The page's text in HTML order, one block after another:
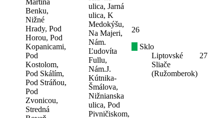
Martina
Benku,
Nižné
Hrady, Pod
Horou, Pod
Kopanicami,
Pod
Kostolom,
Pod Skálím,
Pod Stráňou,
Pod
Zvonicou,
Stredná
ulica, Jarná
ulica, K
Medokýšu,
Na Majeri,
Nám.
Ľudovíta
Fullu,
Nám.J.
Kútnika-
Šmálova,
Nižnianska
ulica, Pod
Pivničiskom,
26
Sklo
Liptovské
Sliače
(Ružomberok)
27